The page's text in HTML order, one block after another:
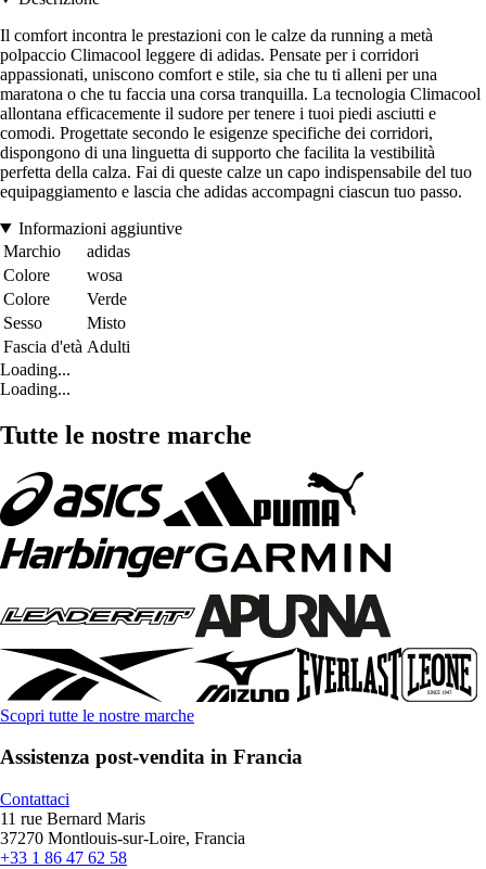
Il comfort incontra le prestazioni con le calze da running a metà
polpaccio Climacool leggere di adidas. Pensate per i corridori
appassionati, uniscono comfort e stile, sia che tu ti alleni per una
maratona o che tu faccia una corsa tranquilla. La tecnologia Climacool
allontana efficacemente il sudore per tenere i tuoi piedi asciutti e
comodi. Progettate secondo le esigenze specifiche dei corridori,
dispongono di una linguetta di supporto che facilita la vestibilità
perfetta della calza. Fai di queste calze un capo indispensabile del tuo
equipaggiamento e lascia che adidas accompagni ciascun tuo passo.
Informazioni aggiuntive
Marchio
adidas
Colore
wosa
Colore
Verde
Sesso
Misto
Fascia d'età Adulti
Loading...
Loading...
Tutte le nostre marche
Scopri tutte le nostre marche
Assistenza post-vendita in Francia
Contattaci
11 rue Bernard Maris
37270 Montlouis-sur-Loire, Francia
+33 1 86 47 62 58